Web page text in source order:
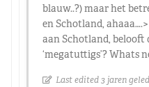
blauw..?) maar het
en Schotland,
aan Schotland, belooft
‘megatuttigs’? Whats
Last edited 3 jaren